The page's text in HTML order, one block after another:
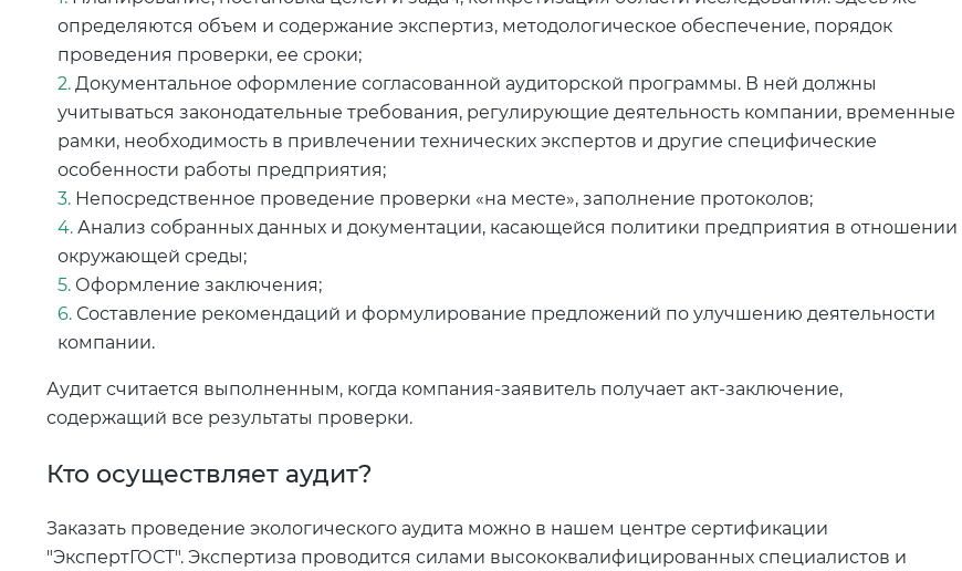
определяются объем и содержание экспертиз, методологическое обеспечение, порядок
проведения проверки, ее сроки;
Документальное оформление согласованной аудиторской программы. В ней должны
учитываться законодательные требования, регулирующие деятельность компании, временные
рамки, необходимость в привлечении технических экспертов и другие специфические
особенности работы предприятия;
Непосредственное проведение проверки «на месте», заполнение протоколов;
Анализ собранных данных и документации, касающейся политики предприятия в отношении
окружающей среды;
Оформление заключения;
Составление рекомендаций и формулирование предложений по улучшению деятельности
компании.
Аудит считается выполненным, когда компания-заявитель получает акт-заключение,
содержащий все результаты проверки.
Кто осуществляет аудит?
Заказать проведение экологического аудита можно в нашем центре сертификации
"ЭкспертГОСТ". Экспертиза проводится силами высококвалифицированных специалистов и